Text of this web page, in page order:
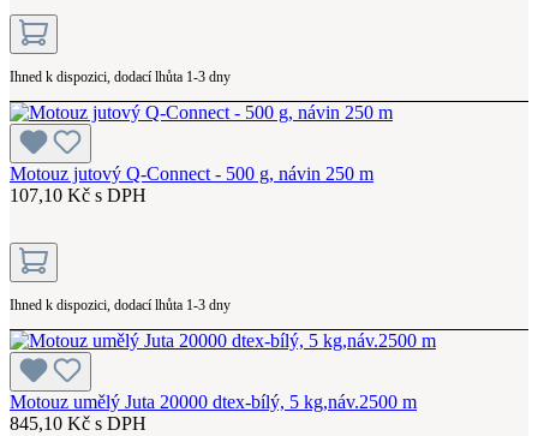
Ihned k dispozici, dodací lhůta 1-3 dny
Motouz jutový Q-Connect - 500 g, návin 250 m
107,10 Kč s DPH
Ihned k dispozici, dodací lhůta 1-3 dny
Motouz umělý Juta 20000 dtex-bílý, 5 kg,náv.2500 m
845,10 Kč s DPH